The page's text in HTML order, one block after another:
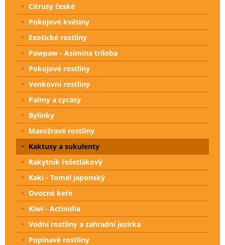
Citrusy české
Pokojové květiny
Exotické rostliny
Pawpaw - Asimina triloba
Pokojové rostliny
Venkovní rostliny
Palmy a cycasy
Bylinky
Masožravé rostliny
Kaktusy a sukulenty
Rakytník řešetlákový
Kaki - Tomel japonský
Ovocné keře
Kiwi - Actinidia
Vodní rostliny a zahradní jezírka
Popínavé rostliny